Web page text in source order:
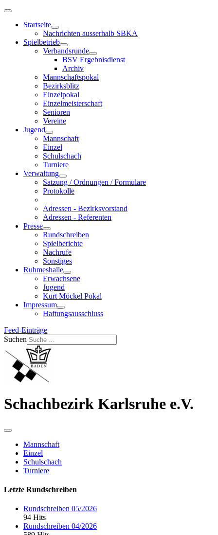
Startseite
Nachrichten ausserhalb SBKA
Spielbetrieb
Verbandsrunde
BSV Ergebnisdienst
Archiv
Mannschaftspokal
Bezirksblitz
Einzelpokal
Einzelmeisterschaft
Senioren
Vereine
Jugend
Mannschaft
Einzel
Schulschach
Turniere
Verwaltung
Satzung / Ordnungen / Formulare
Protokolle
Adressen - Bezirksvorstand
Adressen - Referenten
Presse
Rundschreiben
Spielberichte
Nachrufe
Sonstiges
Ruhmeshalle
Erwachsene
Jugend
Kurt Möckel Pokal
Impressum
Haftungsausschluss
Feed-Einträge
Suchen
Schachbezirk Karlsruhe e.V.
Mannschaft
Einzel
Schulschach
Turniere
Letzte Rundschreiben
Rundschreiben 05/2026
94 Hits
Rundschreiben 04/2026